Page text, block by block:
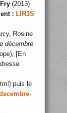
(2013)
: LIR3S
Rosine
décembre
[En
puis le